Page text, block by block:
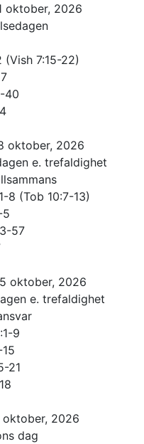
oktober, 2026
(Vish 7:15-22)
40
oktober, 2026
e. trefaldighet
8 (Tob 10:7-13)
5
57
oktober, 2026
e. trefaldighet
9
21
oktober, 2026
dag